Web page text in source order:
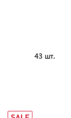
43 шт.